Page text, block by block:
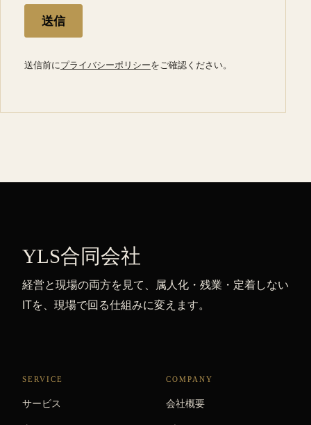
送信
送信前にプライバシーポリシーをご確認ください。
YLS合同会社
経営と現場の両方を見て、属人化・残業・定着しない
ITを、現場で回る仕組みに変えます。
SERVICE
サービス
COMPANY
会社概要